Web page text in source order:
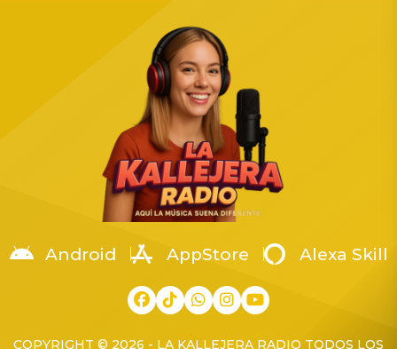
Android AppStore Alexa Skill
COPYRIGHT © 2026 - LA KALLEJERA RADIO TODOS LOS